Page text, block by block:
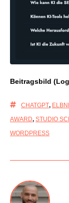
Beitragsbild
CHATGPT,
AWARD, STUDIO
WORDPRESS